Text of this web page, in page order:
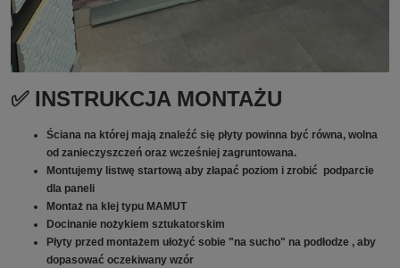
✅ INSTRUKCJA MONTAŻU
Ściana na której mają znaleźć się płyty powinna być równa, wolna
od zanieczyszczeń oraz wcześniej zagruntowana.
Montujemy listwę startową aby złapać poziom i zrobić podparcie
dla paneli
Montaż na klej typu MAMUT
Docinanie nożykiem sztukatorskim
Płyty przed montażem ułożyć sobie "na sucho" na podłodze , aby
dopasować oczekiwany wzór